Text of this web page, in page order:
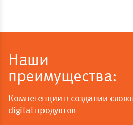
Наши
преимущества:
Компетенции в создании
digital продуктов